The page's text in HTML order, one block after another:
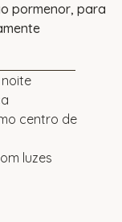
pormenor, para
centro de
luzes